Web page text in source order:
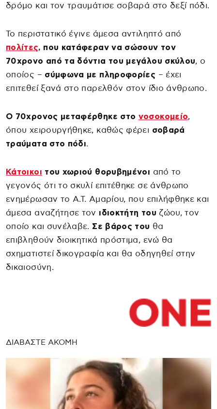
δρόμο και τον τραυμάτισε σοβαρά στο δεξί πόδι.
Το περιστατικό έγινε άμεσα αντιληπτό από
πολίτες, που κατάφεραν να σώσουν τον
70χρονο από τα δόντια του μεγάλου σκύλου, ο
οποίος – σύμφωνα με πληροφορίες – έχει
επιτεθεί ξανά στο παρελθόν στον ίδιο άνθρωπο.
Ο 70χρονος μεταφέρθηκε στο νοσοκομείο,
όπου χειρουργήθηκε, καθώς φέρει σοβαρά
τραύματα στο πόδι.
Κάτοικοι του χωριού θορυβημένοι από το
γεγονός ότι το σκυλί επιτέθηκε σε άνθρωπο
ενημέρωσαν το Α.Τ. Αμαρίου, που επιλήφθηκε και
άμεσα αναζήτησε τον ιδιοκτήτη του ζώου, τον
οποίο και συνέλαβε. Σε βάρος του θα
επιβληθούν διοικητικά πρόστιμα, ενώ θα
σχηματιστεί δικογραφία και θα οδηγηθεί στην
δικαιοσύνη.
ΔΙΑΒΑΣΤΕ ΑΚΟΜΗ